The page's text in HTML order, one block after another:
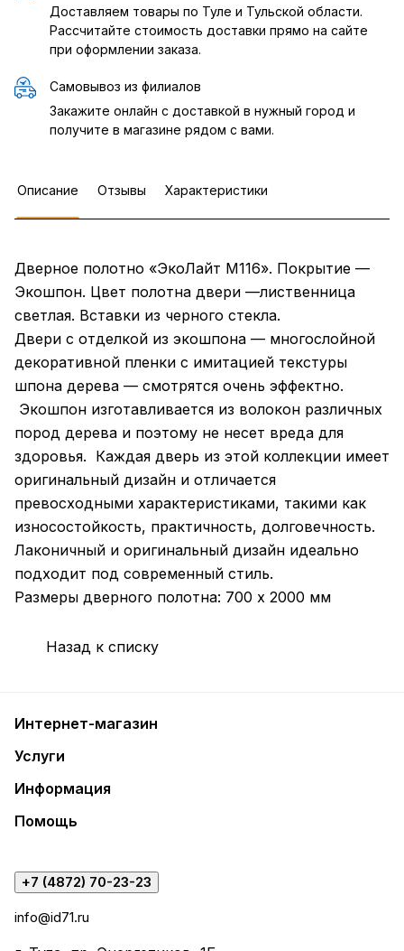
Доставляем товары по Туле и Тульской области.
Рассчитайте стоимость доставки прямо на сайте
при оформлении заказа.
Самовывоз из филиалов
Закажите онлайн с доставкой в нужный город и
получите в магазине рядом с вами.
Описание Отзывы Характеристики
Дверное полотно «ЭкоЛайт М116». Покрытие —
Экошпон. Цвет полотна двери —лиственница
светлая. Вставки из черного стекла.
Двери с отделкой из экошпона — многослойной
декоративной пленки с имитацией текстуры
шпона дерева — смотрятся очень эффектно.
Экошпон изготавливается из волокон различных
пород дерева и поэтому не несет вреда для
здоровья. Каждая дверь из этой коллекции имеет
оригинальный дизайн и отличается
превосходными характеристиками, такими как
износостойкость, практичность, долговечность.
Лаконичный и оригинальный дизайн идеально
подходит под современный стиль.
Размеры дверного полотна: 700 х 2000 мм
Назад к списку
Интернет-магазин
Услуги
Информация
Помощь
+7 (4872) 70-23-23
info@id71.ru